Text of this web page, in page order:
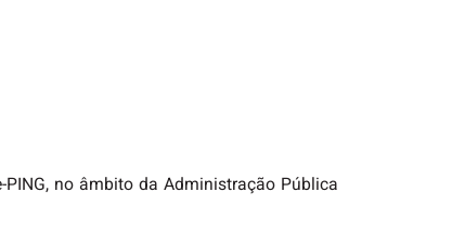
no âmbito da Administração Pública